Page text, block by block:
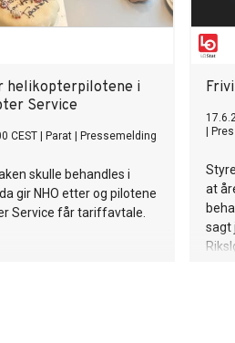
helikopterpilotene i
Service
CEST Parat Pressemelding
skulle behandles i
gir NHO etter og pilotene
Service får tariffavtale.
at
sagt